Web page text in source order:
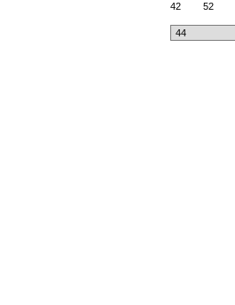
42
52